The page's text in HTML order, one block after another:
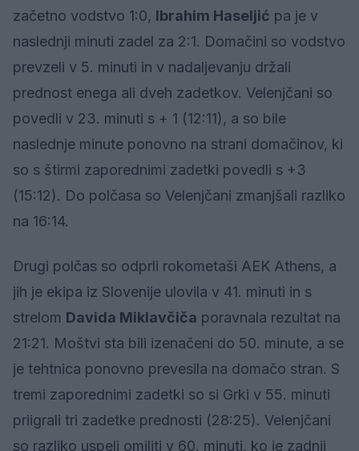
začetno vodstvo 1:0, Ibrahim Haseljić pa je v
naslednji minuti zadel za 2:1. Domačini so vodstvo
prevzeli v 5. minuti in v nadaljevanju držali
prednost enega ali dveh zadetkov. Velenjčani so
povedli v 23. minuti s + 1 (12:11), a so bile
naslednje minute ponovno na strani domačinov, ki
so s štirmi zaporednimi zadetki povedli s +3
(15:12). Do polčasa so Velenjčani zmanjšali razliko
na 16:14.
Drugi polčas so odprli rokometaši AEK Athens, a
jih je ekipa iz Slovenije ulovila v 41. minuti in s
strelom Davida Miklavčiča poravnala rezultat na
21:21. Moštvi sta bili izenačeni do 50. minute, a se
je tehtnica ponovno prevesila na domačo stran. S
tremi zaporednimi zadetki so si Grki v 55. minuti
priigrali tri zadetke prednosti (28:25). Velenjčani
so razliko uspeli omiliti v 60. minuti, ko je zadnji